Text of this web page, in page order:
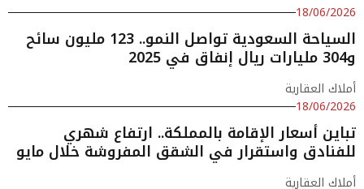
18/06/2026
السياحة السعودية تواصل النمو.. 123 مليون سائح
و304 مليارات ريال إنفاق في 2025
أملاك العقارية
18/06/2026
تباين أسعار الإقامة بالمملكة.. ارتفاع شهري
للفنادق واستقرار في الشقق المفروشة خلال مايو
أملاك العقارية